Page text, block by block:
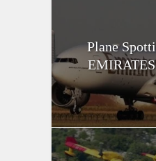
Plane